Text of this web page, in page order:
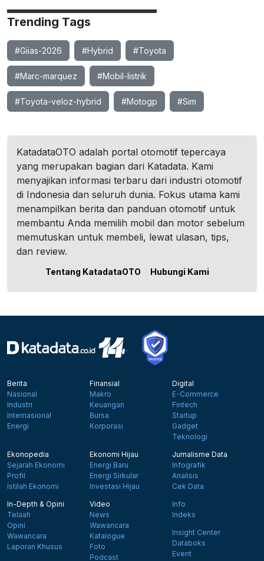
Trending Tags
#Giias-2026 #Hybrid #Toyota
#Marc-marquez #Mobil-listrik
#Toyota-veloz-hybrid #Motogp #Sim
KatadataOTO adalah portal otomotif tepercaya
yang merupakan bagian dari Katadata. Kami
menyajikan informasi terbaru dari industri otomotif
di Indonesia dan seluruh dunia. Fokus utama kami
menampilkan berita dan panduan otomotif untuk
membantu Anda memilih mobil dan motor sebelum
memutuskan untuk membeli, lewat ulasan, tips,
dan review.
Tentang KatadataOTO Hubungi Kami
Berita
Nasional
Industri
Internasional
Energi
Finansial
Makro
Keuangan
Bursa
Korporasi
Digital
E-Commerce
Fintech
Startup
Gadget
Teknologi
Ekonopedia
Sejarah Ekonomi
Profil
Istilah Ekonomi
Ekonomi Hijau
Energi Baru
Energi Sirkular
Investasi Hijau
Jurnalisme Data
Infografik
Analisis
Cek Data
In-Depth & Opini
Telaah
Opini
Wawancara
Laporan Khusus
Video
News
Wawancara
Katalogue
Foto
Podcast
Info
Indeks
Insight Center
Databoks
Event